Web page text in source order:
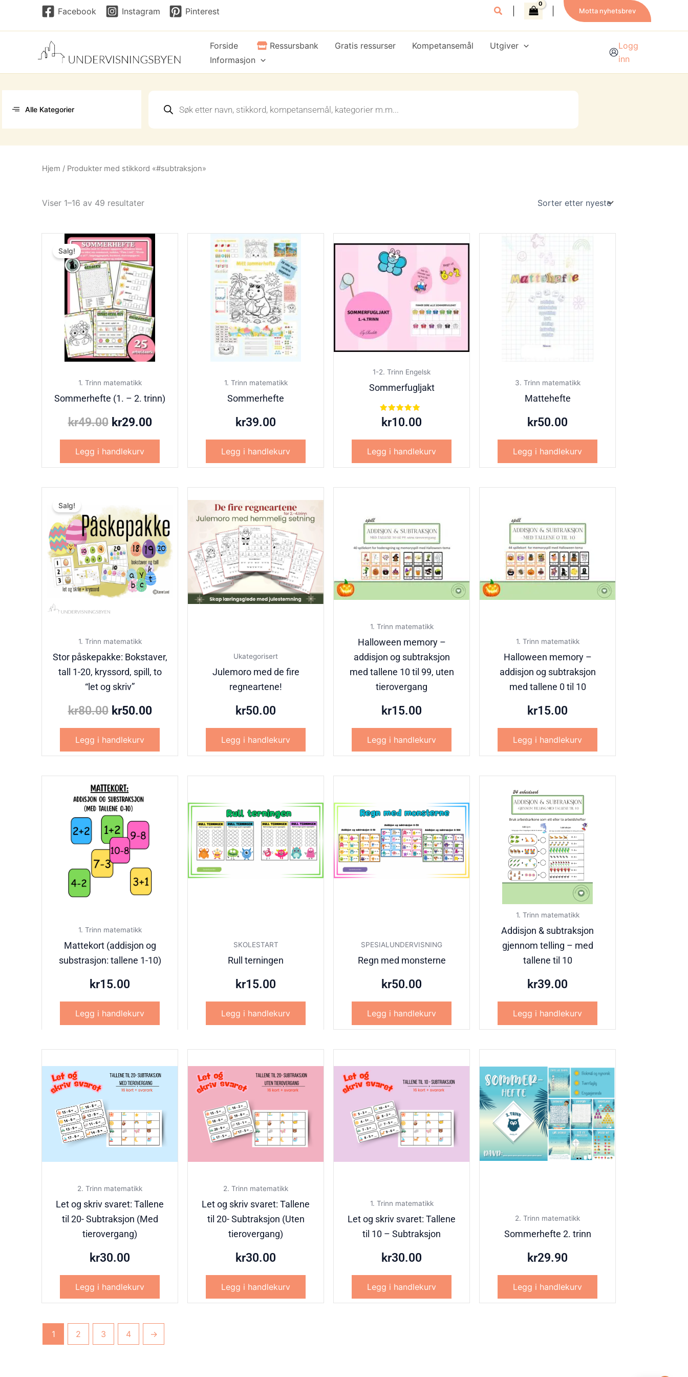
til
Facebook Instagram Pinterest Motta nyhetsbrev
Forside Ressursbank Gratis ressurser Kompetansemål
Utgiver
Informasjon
Logg
inn
Alle Kategorier
search
Hjem / Produkter med stikkord «#subtraksjon»
Viser 1–16 av 49 resultateretter
Salg!
1. Trinn matematikk
Sommerhefte (1. – 2. trinn)
kr49.00
Opprinnelig
pris
var:
kr49.00.
kr29.00
Nåværende
er:
kr29.00.
Legg i handlekurv
1. Trinn matematikk
Sommerhefte
kr39.00
Legg i handlekurv
1-2. Trinn Engelsk
Sommerfugljakt
Vurdert
5.00
kr10.00
Legg i handlekurv
3. Trinn matematikk
Mattehefte
kr50.00
Legg i handlekurv
Salg!
1. Trinn matematikk
Stor påskepakke: Bokstaver,
tall 1-20, kryssord, spill, to
“let og skriv”
kr80.00
pris
var:
kr80.00.
kr50.00
pris
er:
kr50.00.
Legg i handlekurv
Ukategorisert
Julemoro med de fire
regneartene!
kr50.00
Legg i handlekurv
1. Trinn matematikk
Halloween memory –
addisjon og subtraksjon
med tallene 10 til 99, uten
tierovergang
kr15.00
Legg i handlekurv
1. Trinn matematikk
Halloween memory –
addisjon og subtraksjon
med tallene 0 til 10
kr15.00
Legg i handlekurv
1. Trinn matematikk
Mattekort (addisjon og
substrasjon: tallene 1-10)
kr15.00
Legg i handlekurv
SKOLESTART
Rull terningen
kr15.00
Legg i handlekurv
SPESIALUNDERVISNING
Regn med monsterne
kr50.00
Legg i handlekurv
1. Trinn matematikk
Addisjon & subtraksjon
gjennom telling – med
tallene til 10
kr39.00
Legg i handlekurv
2. Trinn matematikk
Let og skriv svaret: Tallene
til 20- Subtraksjon (Med
tierovergang)
kr30.00
Legg i handlekurv
2. Trinn matematikk
Let og skriv svaret: Tallene
til 20- Subtraksjon (Uten
tierovergang)
kr30.00
Legg i handlekurv
1. Trinn matematikk
Let og skriv svaret: Tallene
til 10 – Subtraksjon
kr30.00
Legg i handlekurv
2. Trinn matematikk
Sommerhefte 2. trinn
kr29.90
Legg i handlekurv
1 2 3 4 →